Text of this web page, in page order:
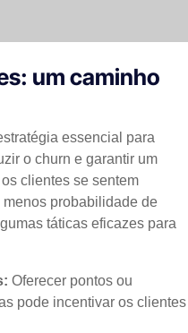
um caminho
essencial para
o churn e garantir um
clientes se sentem
probabilidade de
táticas eficazes para
Oferecer pontos ou
pode incentivar os clientes